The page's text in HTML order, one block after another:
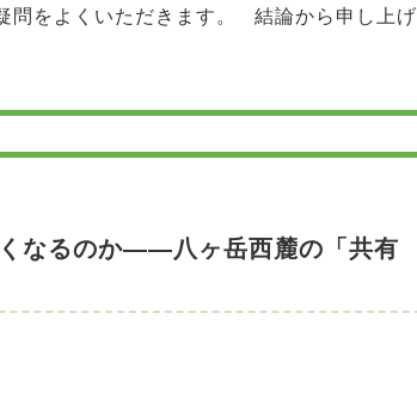
問をよくいただきます。 結論から申し上げ
なるのか——八ヶ岳西麓の「共有